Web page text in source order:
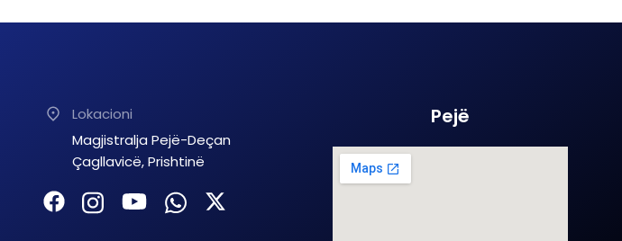
Lokacioni
Magjistralja Pejë-Deçan
Çagllavicë, Prishtinë
Pejë